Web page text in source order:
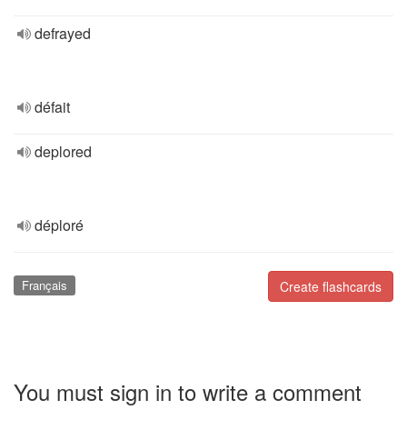
defrayed
défait
deplored
déploré
Create flashcards
Français
You must sign in to write a comment